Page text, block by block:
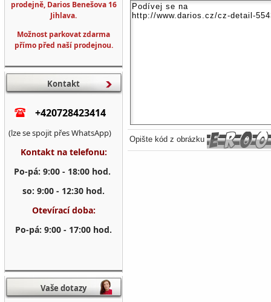
Opište kód z obrázku
prodejně, Darios Benešova 16
Jihlava.
Možnost parkovat zdarma
přímo před naší prodejnou.
Kontakt
+420728423414
(lze se spojit přes WhatsApp)
Kontakt na telefonu:
Po-pá: 9:00 - 18:00 hod.
so: 9:00 - 12:30 hod.
Otevírací doba:
Po-pá: 9:00 - 17:00 hod.
Vaše dotazy